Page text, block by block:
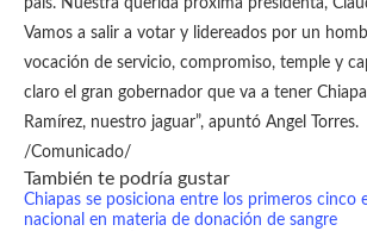
país. Nuestra querida próxima presidenta,
Vamos a salir a votar y lidereados por un
vocación de servicio, compromiso, temple y
claro el gran gobernador que va a tener
Ramírez, nuestro jaguar”, apuntó Angel Torres.
/Comunicado/
También te podría gustar
Chiapas se posiciona entre los primeros cinco
nacional en materia de donación de sangre